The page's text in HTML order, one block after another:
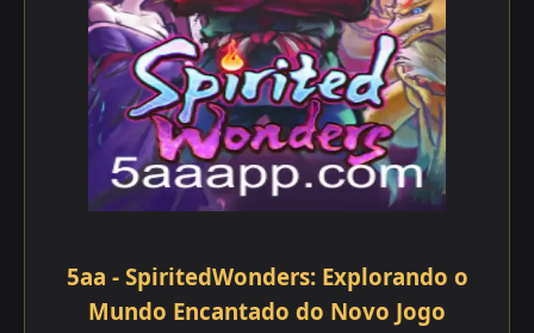
5aa - SpiritedWonders: Explorando o
Mundo Encantado do Novo Jogo